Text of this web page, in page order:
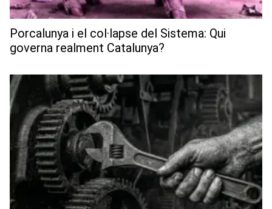
Porcalunya i el col·lapse del Sistema: Qui
governa realment Catalunya?